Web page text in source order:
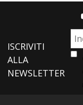
ISCRIVITI
ALLA
NEWSLETTER